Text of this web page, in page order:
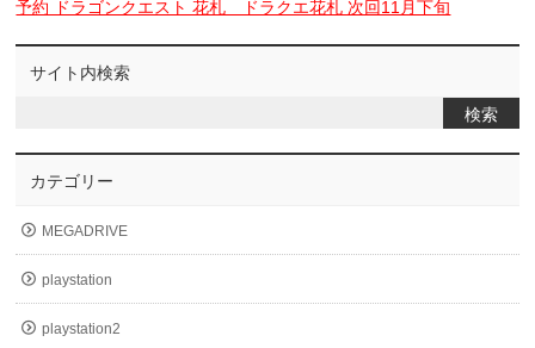
予約 ドラゴンクエスト 花札 ドラクエ花札 次回11月下旬
サイト内検索
カテゴリー
MEGADRIVE
playstation
playstation2